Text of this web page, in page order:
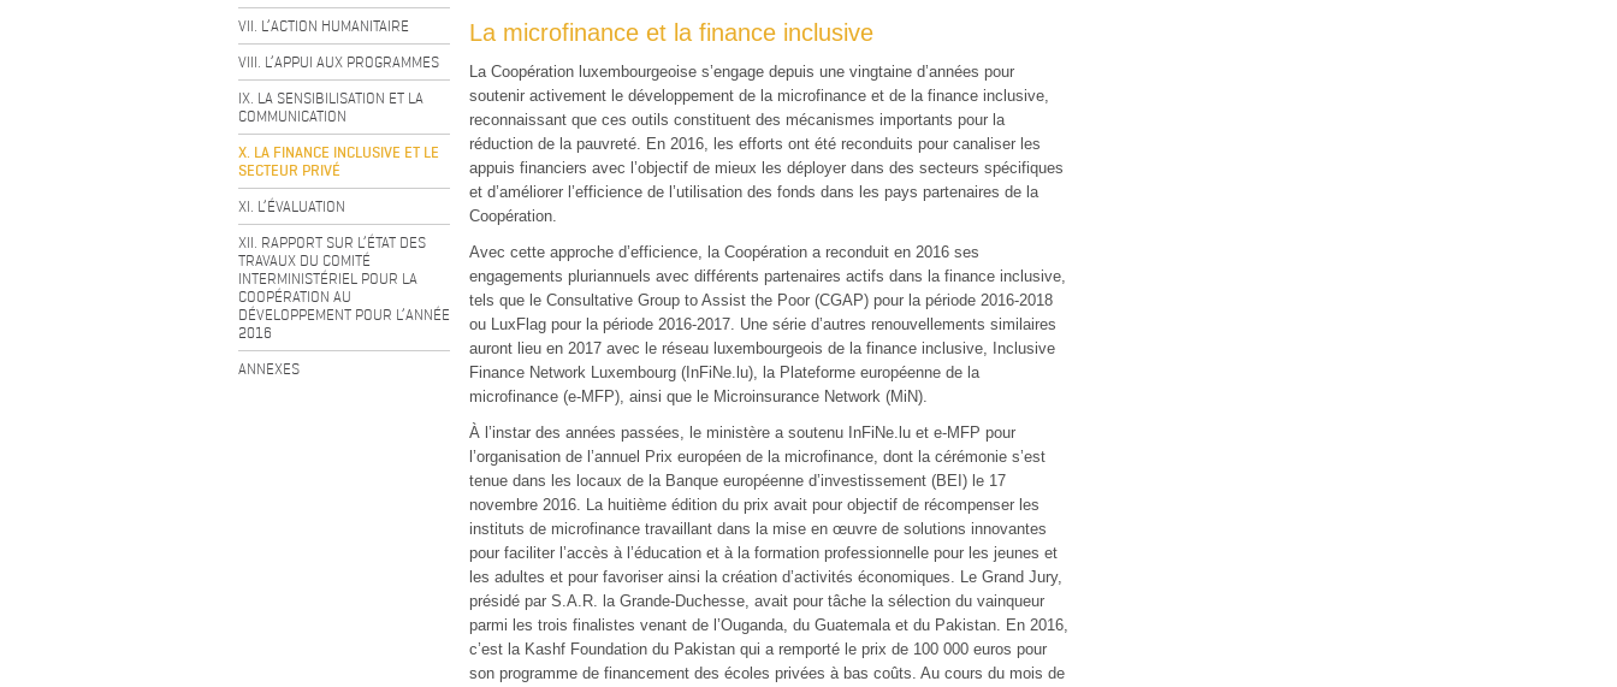
VII. L’ACTION HUMANITAIRE
VIII. L’APPUI AUX PROGRAMMES
IX. LA SENSIBILISATION ET LA
COMMUNICATION
X. LA FINANCE INCLUSIVE ET LE
SECTEUR PRIVÉ
XI. L’ÉVALUATION
XII. RAPPORT SUR L’ÉTAT DES
TRAVAUX DU COMITÉ
INTERMINISTÉRIEL POUR LA
COOPÉRATION AU
DÉVELOPPEMENT POUR L’ANNÉE
2016
ANNEXES
La microfinance et la finance inclusive
La Coopération luxembourgeoise s’engage depuis une vingtaine d’années pour
soutenir activement le développement de la microfinance et de la finance inclusive,
reconnaissant que ces outils constituent des mécanismes importants pour la
réduction de la pauvreté. En 2016, les efforts ont été reconduits pour canaliser les
appuis financiers avec l’objectif de mieux les déployer dans des secteurs spécifiques
et d’améliorer l’efficience de l’utilisation des fonds dans les pays partenaires de la
Coopération.
Avec cette approche d’efficience, la Coopération a reconduit en 2016 ses
engagements pluriannuels avec différents partenaires actifs dans la finance inclusive,
tels que le Consultative Group to Assist the Poor (CGAP) pour la période 2016-2018
ou LuxFlag pour la période 2016-2017. Une série d’autres renouvellements similaires
auront lieu en 2017 avec le réseau luxembourgeois de la finance inclusive, Inclusive
Finance Network Luxembourg (InFiNe.lu), la Plateforme européenne de la
microfinance (e-MFP), ainsi que le Microinsurance Network (MiN).
À l’instar des années passées, le ministère a soutenu InFiNe.lu et e-MFP pour
l’organisation de l’annuel Prix européen de la microfinance, dont la cérémonie s’est
tenue dans les locaux de la Banque européenne d’investissement (BEI) le 17
novembre 2016. La huitième édition du prix avait pour objectif de récompenser les
instituts de microfinance travaillant dans la mise en œuvre de solutions innovantes
pour faciliter l’accès à l’éducation et à la formation professionnelle pour les jeunes et
les adultes et pour favoriser ainsi la création d’activités économiques. Le Grand Jury,
présidé par S.A.R. la Grande-Duchesse, avait pour tâche la sélection du vainqueur
parmi les trois finalistes venant de l’Ouganda, du Guatemala et du Pakistan. En 2016,
c’est la Kashf Foundation du Pakistan qui a remporté le prix de 100 000 euros pour
son programme de financement des écoles privées à bas coûts. Au cours du mois de